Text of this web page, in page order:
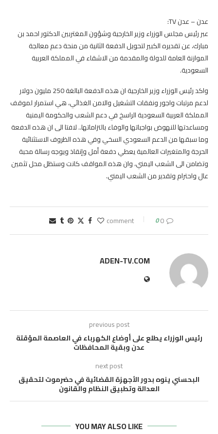
عدن – عدن TV:
عبر رئيس مجلس الوزراء وزير الخارجية وشؤون المغتربين الدكتور احمد بن
مبارك، عن تقديره الكبير لتحويل الدفعة الثانية من منحة دعم معالجة
الموازنة العامة للدولة والمقدمة من الاشقاء في المملكة العربية
السعودية.
واكد رئيس الوزراء وزير الخارجية ان هذه الدفعة البالغة 250 مليون دولار
لدعم مرتبات واجور ونفقات التشغيل والامن الغذائي، هي استمرار لموقف
المملكة العربية السعودية الراسخ في دعم الشعب والحكومة اليمنية
ومساعدتها للنهوض بواجباتها والوفاء بالتزاماتها.. لافتا الى ان هذه الدفعة
وما سبقها من الدعم السعودي السخي وفي هذه الظروف الاستثنائية
الحرجة والمتغيرات العالمية يعطي دفعة أمل وإنقاذ ويوجه رسالة محبة
وتضامن الى الشعب اليمني، وان هذه المواقف كانت وستظل محل تثمين
عال واحترام وتقدير من الشعب اليمني.
0 comment
0
ADEN-TV.COM
previous post
رئيس الوزراء يطلع على أوضاع الكهرباء في العاصمة المؤقتة
عدن وبقية المحافظات
next post
البحسني ينوه بدور الأجهزة القضائية في حضرموت لتحقيق
العدالة وتطبيق النظام والقانون
YOU MAY ALSO LIKE